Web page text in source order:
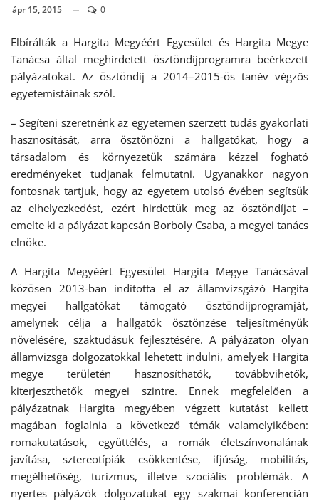
ápr 15, 2015 0
Elbírálták a Hargita Megyéért Egyesület és Hargita Megye
Tanácsa által meghirdetett ösztöndíjprogramra beérkezett
pályázatokat. Az ösztöndíj a 2014–2015-ös tanév végzős
egyetemistáinak szól.
– Segíteni szeretnénk az egyetemen szerzett tudás gyakorlati
hasznosítását, arra ösztönözni a hallgatókat, hogy a
társadalom és környezetük számára kézzel fogható
eredményeket tudjanak felmutatni. Ugyanakkor nagyon
fontosnak tartjuk, hogy az egyetem utolsó évében segítsük
az elhelyezkedést, ezért hirdettük meg az ösztöndíjat –
emelte ki a pályázat kapcsán Borboly Csaba, a megyei tanács
elnöke.
A Hargita Megyéért Egyesület Hargita Megye Tanácsával
közösen 2013-ban indította el az államvizsgázó Hargita
megyei hallgatókat támogató ösztöndíjprogramját,
amelynek célja a hallgatók ösztönzése teljesítményük
növelésére, szaktudásuk fejlesztésére. A pályázaton olyan
államvizsga dolgozatokkal lehetett indulni, amelyek Hargita
megye területén hasznosíthatók, továbbvihetők,
kiterjeszthetők megyei szintre. Ennek megfelelően a
pályázatnak Hargita megyében végzett kutatást kellett
magában foglalnia a következő témák valamelyikében:
romakutatások, együttélés, a romák életszínvonalának
javítása, sztereotípiák csökkentése, ifjúság, mobilitás,
megélhetőség, turizmus, illetve szociális problémák. A
nyertes pályázók dolgozatukat egy szakmai konferencián